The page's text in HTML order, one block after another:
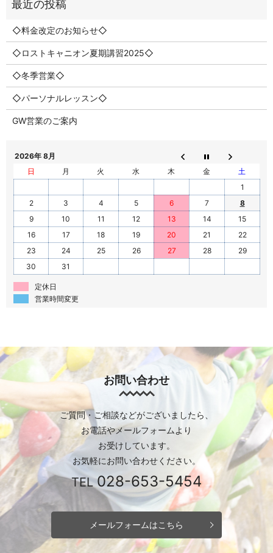
◇料金改定のお知らせ◇
◇ロストキャニオン夏期講習2025◇
◇冬季営業◇
◇パーソナルレッスン◇
GW営業のご案内
2026年 8月
日
月 火 水 木 金
土
1
2
3 4 5 6 7
8
9
10 11 12 13 14
15
16
17 18 19 20 21
22
23
24 25 26 27 28
29
30
31
定休日
営業時間変更
お問い合わせ
ご質問・ご相談などがございましたら、
お電話やメールフォームより
お受けしています。
お気軽にお問い合わせください。
TEL028-653-5454
メールフォームはこちら